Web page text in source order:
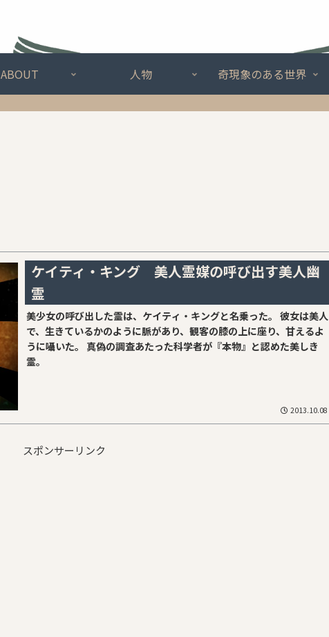
ABOUT 人物 奇現象のある世界
ケイティ・キング 美人霊媒の呼び出す美人幽
霊
美少女の呼び出した霊は、ケイティ・キングと名乗った。 彼女は美人
で、生きているかのように脈があり、観客の膝の上に座り、甘えるよ
うに囁いた。 真偽の調査あたった科学者が『本物』と認めた美しき
霊。
2013.10.08
スポンサーリンク